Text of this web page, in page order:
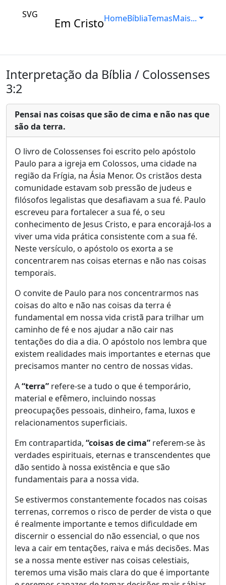
SVG
Em CristoHomeBíbliaTemasMais...
Interpretação da Bíblia / Colossenses
3:2
Pensai nas coisas que são de cima e não nas que
são da terra.
O livro de Colossenses foi escrito pelo apóstolo
Paulo para a igreja em Colossos, uma cidade na
região da Frígia, na Ásia Menor. Os cristãos desta
comunidade estavam sob pressão de judeus e
filósofos legalistas que desafiavam a sua fé. Paulo
escreveu para fortalecer a sua fé, o seu
conhecimento de Jesus Cristo, e para encorajá-los a
viver uma vida prática consistente com a sua fé.
Neste versículo, o apóstolo os exorta a se
concentrarem nas coisas eternas e não nas coisas
temporais.
O convite de Paulo para nos concentrarmos nas
coisas do alto e não nas coisas da terra é
fundamental em nossa vida cristã para trilhar um
caminho de fé e nos ajudar a não cair nas
tentações do dia a dia. O apóstolo nos lembra que
existem realidades mais importantes e eternas que
precisamos manter no centro de nossas vidas.
A“terra” refere-se a tudo o que é temporário,
material e efêmero, incluindo nossas
preocupações pessoais, dinheiro, fama, luxos e
relacionamentos superficiais.
Em contrapartida, “coisas de cima” referem-se às
verdades espirituais, eternas e transcendentes que
dão sentido à nossa existência e que são
fundamentais para a nossa vida.
Se estivermos constantemente focados nas coisas
terrenas, corremos o risco de perder de vista o que
é realmente importante e temos dificuldade em
discernir o essencial do não essencial, o que nos
leva a cair em tentações, raiva e más decisões. Mas
se a nossa mente estiver nas coisas celestiais,
teremos uma visão mais clara do que é importante